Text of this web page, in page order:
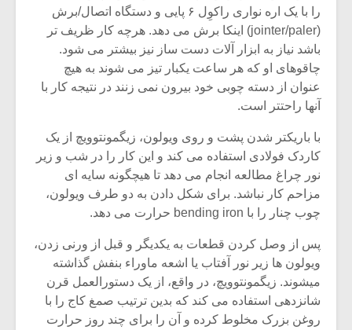
را با یک اره نواری راکوِل ۶ پایی و دستگاه اتصال/برش
(jointer/paler) اینکا برش می دهد. هرچه کار ظریف تر
باشد نیاز به ابزار آلات دست ساز نیز بیشتر می شود.
چاقوهای او که هر ساعت یکبار تیز می شوند به هیچ
عنوان از دسته چوبی خود بیرون نمی زنند در نتیجه کار با
آنها راحتتر است.
با باریکتر شدن پشت و روی ویولون، زیگمونتوویچ از یک
کاردک فولادی استفاده می کند و این کار را در شب و زیر
نور چراغ مطالعه انجام می دهد تا هیچگونه سایه ای
مزاحم کار نباشد. برای شکل دادن به دو طرف ویولون،
چوب چنار را با bending iron حرارت می دهد.
پس از وصل کردن قطعات به یکدیگر و قبل از ورنی زدن،
ویولون ها زیر نور آفتاب یا اشعه ماوراء بنفش گذاشته
میشوند. زیگمونتوویچ، در واقع، از یک دستورالعمل قرن
شانزدهی استفاده می کند که بدین ترتیب صمغ کاج را با
روغن بزرک مخلوط کرده و آن را برای چند روز حرارت